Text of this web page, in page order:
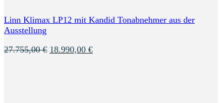
Linn Klimax LP12 mit Kandid Tonabnehmer aus der
Ausstellung
27.755,00€ Ursprünglicher
18.990,00 €Aktueller